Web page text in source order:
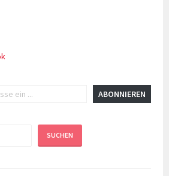
ABONNIEREN
SUCHEN